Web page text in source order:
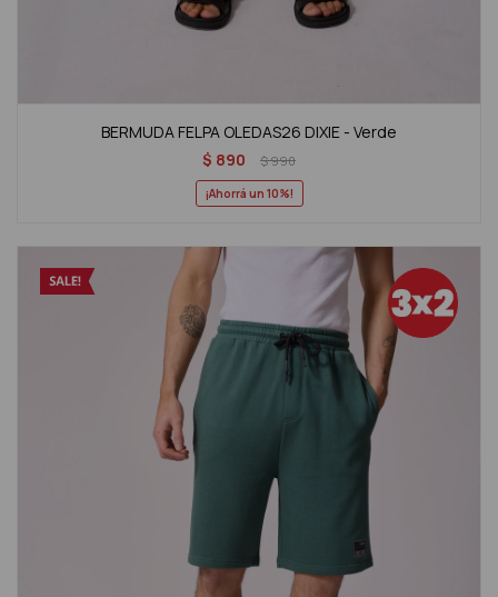
BERMUDA FELPA OLEDAS26 DIXIE - Verde
$ 890 $990
10